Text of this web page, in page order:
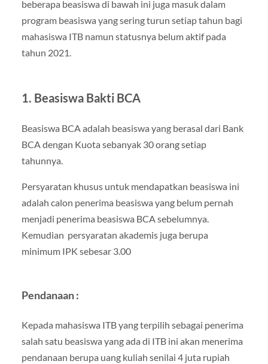
beberapa beasiswa di bawah ini juga masuk dalam
program beasiswa yang sering turun setiap tahun bagi
mahasiswa ITB namun statusnya belum aktif pada
tahun 2021.
1. Beasiswa Bakti BCA
Beasiswa BCA adalah beasiswa yang berasal dari Bank
BCA dengan Kuota sebanyak 30 orang setiap
tahunnya.
Persyaratan khusus untuk mendapatkan beasiswa ini
adalah calon penerima beasiswa yang belum pernah
menjadi penerima beasiswa BCA sebelumnya.
Kemudian persyaratan akademis juga berupa
minimum IPK sebesar 3.00
Pendanaan :
Kepada mahasiswa ITB yang terpilih sebagai penerima
salah satu beasiswa yang ada di ITB ini akan menerima
pendanaan berupa uang kuliah senilai 4 juta rupiah